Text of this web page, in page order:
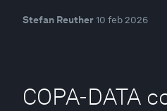
Stefan Reuther10 feb 2026
COPA-DATA